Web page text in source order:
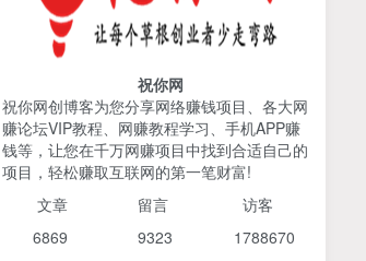
425人已阅读
2026姜胡说流量&商业设计，把流量转化
为留量，设计自己的商业模...
AI编程出海实战课：10分钟
速建AI网站+支付登陆对接，
掌握出海全流程
6个月前 425人已阅读
TOP2
货，以混剪为主，不需要真
祝你网
祝你网创博客为您分享网络赚钱项目、各大网
赚论坛VIP教程、网赚教程学习、手机APP赚
钱等，让您在千万网赚项目中找到合适自己的
项目，轻松赚取互联网的第一笔财富!
文章 留言 访客
6869 9323 1788670